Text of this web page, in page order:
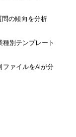
の傾向を分析
別テンプレート
ァイルをAIが分